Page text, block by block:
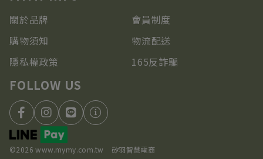
關於品牌
會員制度
購物須知
物流配送
隱私權政策
165反詐騙
©2026 www.mymy.com.tw 矽羽智慧電商